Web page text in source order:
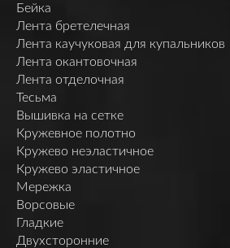
Бейка
Лента бретелечная
Лента каучуковая для купальников
Лента окантовочная
Лента отделочная
Тесьма
Вышивка на сетке
Кружевное полотно
Кружево неэластичное
Кружево эластичное
Мережка
Ворсовые
Гладкие
Двухсторонние